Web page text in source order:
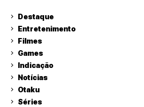
Destaque
Entretenimento
Filmes
Games
Indicação
Notícias
Otaku
Séries